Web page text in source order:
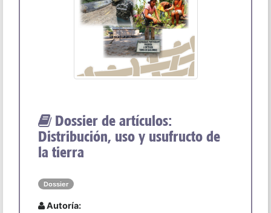
Dossier de artículos:
Distribución, uso y usufructo de
la tierra
Dossier
Autoría: